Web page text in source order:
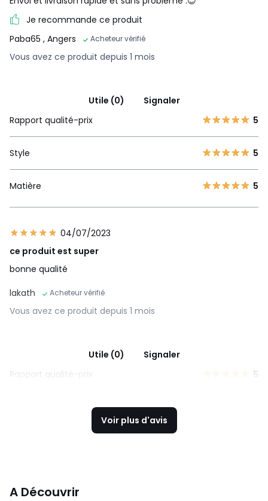
Je recommande ce produit
Paba65 , Angers Acheteur vérifié
Vous avez ce produit depuis 1 mois
Utile (0)
Signaler
Rapport qualité-prix
5
Style 5
Matière 5
04/07/2023
ce produit est super
bonne qualité
lakath
Acheteur vérifié
Vous avez ce produit depuis 1 mois
Utile (0)
Signaler
Rapport qualité-prix
5
Voir plus d'avis
A Découvrir